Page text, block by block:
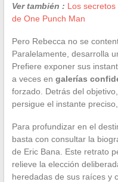
Ver también : Los
de One Punch Man
Pero Rebecca no se
Paralelamente, desarrolla
Prefiere exponer sus
a veces en galerías
forzado. Detrás del
persigue el instante
Para profundizar en el
basta con consultar la
de Eric Bana. Este retrato
relieve la elección
heredadas de sus raíces y